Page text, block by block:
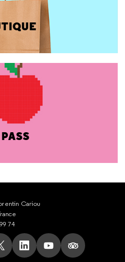
Cariou
74
Facebook
sur Tik Tok
nous sur X
Suivez nous sur LinkedIn
Suivez nous sur
Suivez nous